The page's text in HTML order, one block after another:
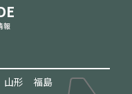
報
山形 福島